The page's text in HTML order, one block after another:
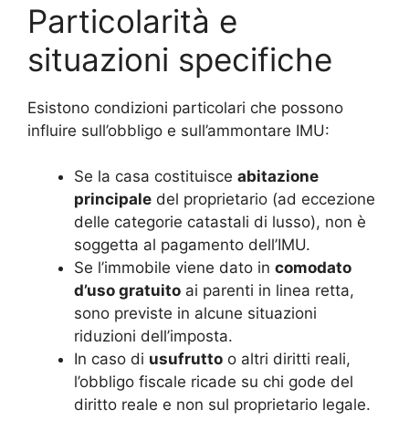
Particolarità e
situazioni specifiche
Esistono condizioni particolari che possono
influire sull’obbligo e sull’ammontare IMU:
Se la casa costituisce abitazione
principale del proprietario (ad eccezione
delle categorie catastali di lusso), non è
soggetta al pagamento dell’IMU.
Se l’immobile viene dato in comodato
d’uso gratuito ai parenti in linea retta,
sono previste in alcune situazioni
riduzioni dell’imposta.
In caso di usufrutto o altri diritti reali,
l’obbligo fiscale ricade su chi gode del
diritto reale e non sul proprietario legale.